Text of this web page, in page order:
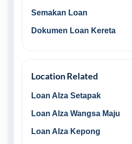
Semakan Loan
Dokumen Loan Kereta
Location Related
Loan Alza Setapak
Loan Alza Wangsa Maju
Loan Alza Kepong